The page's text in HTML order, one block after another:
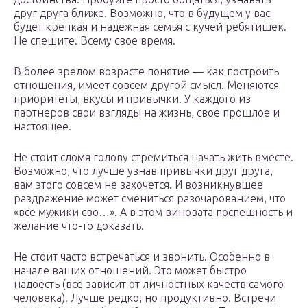
друг друга ближе. Возможно, что в будущем у вас
будет крепкая и надежная семья с кучей ребятишек.
Не спешите. Всему свое время.
В более зрелом возрасте понятие — как построить
отношения, имеет совсем другой смысл. Меняются
приоритеты, вкусы и привычки. У каждого из
партнеров свои взгляды на жизнь, свое прошлое и
настоящее.
Не стоит сломя голову стремиться начать жить вместе.
Возможно, что лучше узнав привычки друг друга,
вам этого совсем не захочется. И возникнувшее
раздражение может смениться разочарованием, что
«все мужики сво…». А в этом виновата поспешность и
желание что-то доказать.
Не стоит часто встречаться и звонить. Особенно в
начале ваших отношений. Это может быстро
надоесть (все зависит от личностных качеств самого
человека). Лучше редко, но продуктивно. Встречи